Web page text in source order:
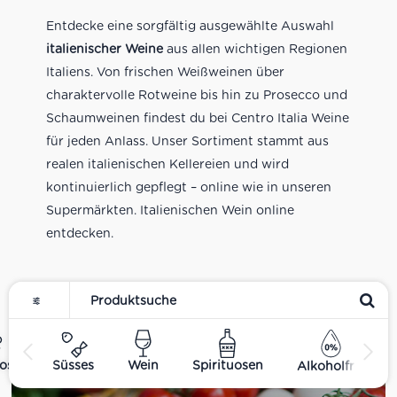
Süsses Wein Spirituosen Alkoholfrei
Entdecke eine sorgfältig ausgewählte Auswahl
italienischer Weineaus allen wichtigen Regionen
Italiens. Von frischen Weißweinen über
charaktervolle Rotweine bis hin zu Prosecco und
Schaumweinen findest du bei Centro Italia Weine
für jeden Anlass. Unser Sortiment stammt aus
realen italienischen Kellereien und wird
kontinuierlich gepflegt – online wie in unseren
Supermärkten. Italienischen Wein online
entdecken.
Feinkost